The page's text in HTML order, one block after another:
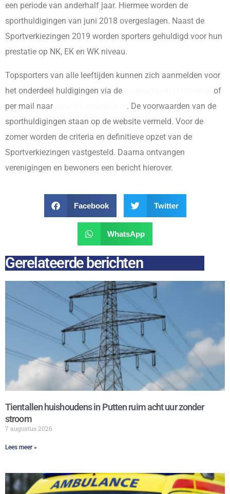
een periode van anderhalf jaar. Hiermee worden de
sporthuldigingen van juni 2018 overgeslagen. Naast de
Sportverkiezingen 2019 worden sporters gehuldigd voor hun
prestatie op NK, EK en WK niveau.
Topsporters van alle leeftijden kunnen zich aanmelden voor
het onderdeel huldigingen via de
of
per mail naar
. De voorwaarden van de
sporthuldigingen staan op de website vermeld. Voor de
zomer worden de criteria en definitieve opzet van de
Sportverkiezingen vastgesteld. Daarna ontvangen
verenigingen en bewoners een bericht hierover.
Facebook Twitter
WhatsApp
Gerelateerde berichten
Tientallen huishoudens in Putten ruim acht uur zonder
stroom
7 augustus 2026
Lees meer »